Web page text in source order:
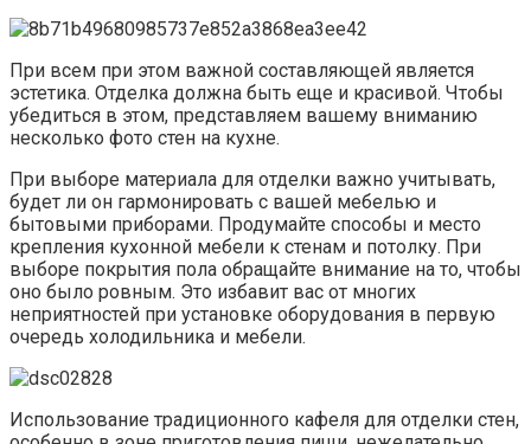
При всем при этом важной составляющей является
эстетика. Отделка должна быть еще и красивой. Чтобы
убедиться в этом, представляем вашему вниманию
несколько фото стен на кухне.
При выборе материала для отделки важно учитывать,
будет ли он гармонировать с вашей мебелью и
бытовыми приборами. Продумайте способы и место
крепления кухонной мебели к стенам и потолку. При
выборе покрытия пола обращайте внимание на то, чтобы
оно было ровным. Это избавит вас от многих
неприятностей при установке оборудования в первую
очередь холодильника и мебели.
Использование традиционного кафеля для отделки стен,